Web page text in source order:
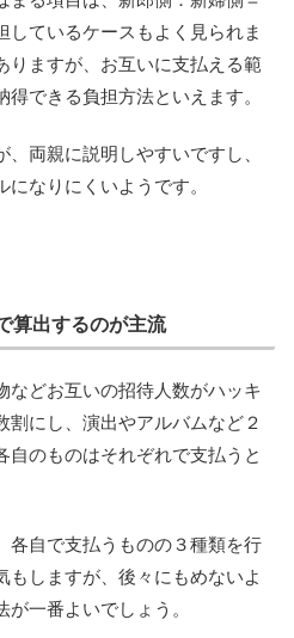
しているケースもよく見られま
りますが、お互いに支払える範
できる負担方法といえます。
両親に説明しやすいですし、
なりにくいようです。
算出するのが主流
などお互いの招待人数がハッキ
割にし、演出やアルバムなど２
自のものはそれぞれで支払うと
各自で支払うものの３種類を行
もしますが、後々にもめないよ
一番よいでしょう。